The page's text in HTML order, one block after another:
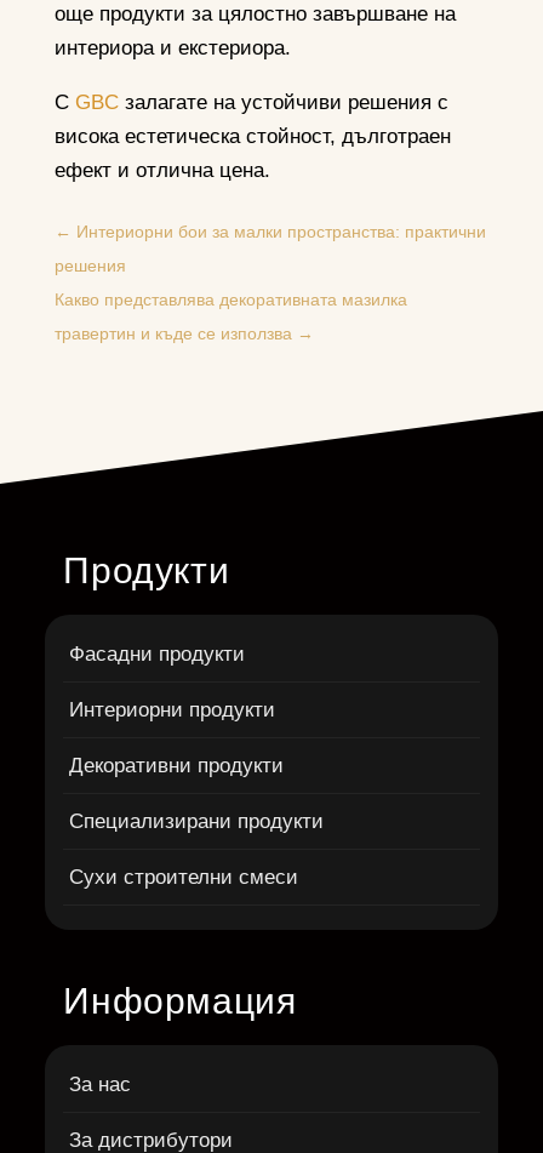
още продукти за цялостно завършване на
интериора и екстериора.
С GBCзалагате на устойчиви решения с
висока естетическа стойност, дълготраен
ефект и отлична цена.
← Интериорни бои за малки пространства: практични
решения
Какво представлява декоративната мазилка
травертин и къде се използва →
Продукти
Фасадни продукти
Интериорни продукти
Декоративни продукти
Специализирани продукти
Сухи строителни смеси
Информация
За нас
За дистрибутори